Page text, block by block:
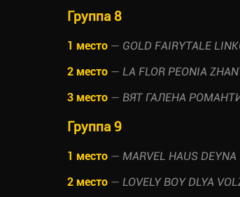
Группа 8
1 место — GOLD FAIRYTALE
2 место — LA FLOR PEONIA
3 место — ВЯТ ГАЛЕНА
Группа 9
1 место — MARVEL HAUS DEYNA
2 место — LOVELY BOY DLYA